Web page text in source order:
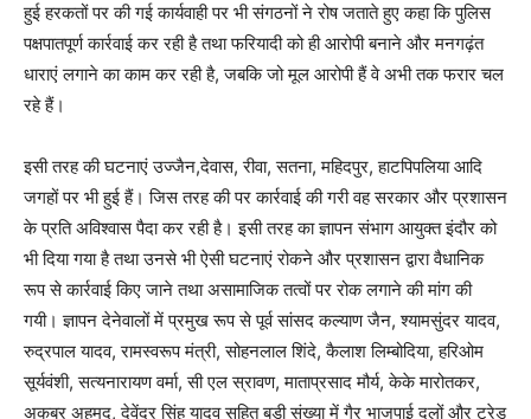
हुई हरकतों पर की गई कार्यवाही पर भी संगठनों ने रोष जताते हुए कहा कि पुलिस
पक्षपातपूर्ण कार्रवाई कर रही है तथा फरियादी को ही आरोपी बनाने और मनगढ़ंत
धाराएं लगाने का काम कर रही है, जबकि जो मूल आरोपी हैं वे अभी तक फरार चल
रहे हैं।
इसी तरह की घटनाएं उज्जैन,देवास, रीवा, सतना, महिदपुर, हाटपिपलिया आदि
जगहों पर भी हुई हैं। जिस तरह की पर कार्रवाई की गरी वह सरकार और प्रशासन
के प्रति अविश्वास पैदा कर रही है। इसी तरह का ज्ञापन संभाग आयुक्त इंदौर को
भी दिया गया है तथा उनसे भी ऐसी घटनाएं रोकने और प्रशासन द्वारा वैधानिक
रूप से कार्रवाई किए जाने तथा असामाजिक तत्वों पर रोक लगाने की मांग की
गयी। ज्ञापन देनेवालों में प्रमुख रूप से पूर्व सांसद कल्याण जैन, श्यामसुंदर यादव,
रुद्रपाल यादव, रामस्वरूप मंत्री, सोहनलाल शिंदे, कैलाश लिम्बोदिया, हरिओम
सूर्यवंशी, सत्यनारायण वर्मा, सी एल स्रावण, माताप्रसाद मौर्य, केके मारोतकर,
अकबर अहमद, देवेंद्र सिंह यादव सहित बड़ी संख्या में गैर भाजपाई दलों और ट्रेड